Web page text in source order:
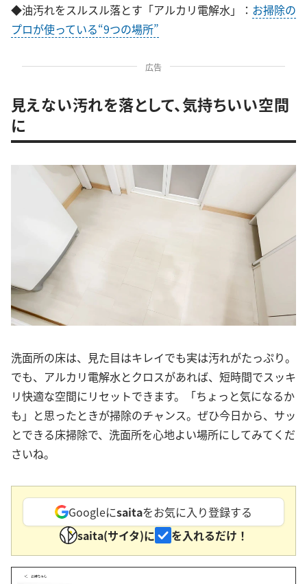
◆油汚れをスルスル落とす「アルカリ電解水」： お掃除の
プロが使っている“9つの場所”
広告
見えない汚れを落として、気持ちいい空間
に
洗面所の床は、見た目はキレイでも実は汚れがたっぷり。
でも、アルカリ電解水とクロスがあれば、短時間でスッキ
リ快適な空間にリセットできます。「ちょっと気になるか
も」と思ったときが掃除のチャンス。ぜひ今日から、サッ
とできる床掃除で、洗面所を心地よい場所にしてみてくだ
さいね。
Googleにsaitaをお気に入り登録する
saita(サイタ)に
を入れるだけ！